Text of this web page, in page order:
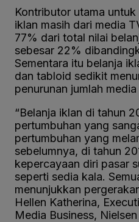
Kontributor utama
iklan masih dari media
77% dari total nilai
sebesar 22%
Sementara itu belanja
dan tabloid sedikit
penurunan jumlah
“Belanja iklan di tahun
pertumbuhan yang
pertumbuhan yang
sebelumnya, di tahun
kepercayaan diri pasar
seperti sedia kala.
menunjukkan
Hellen Katherina,
Media Business,